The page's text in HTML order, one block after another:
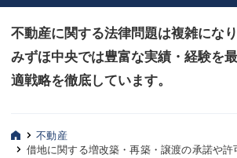
法律相談など（その他）
お客様へ
みずほ中央の特長・形式編
不動産に関する法律問題は複雑になり
みずほ中央では豊富な実績・経験を
適戦略を徹底しています。
法律相談など（その他）
お客様へ
みずほ中央の特長・形式編
不動産
借地に関する増改築・再築・譲渡の承諾や許